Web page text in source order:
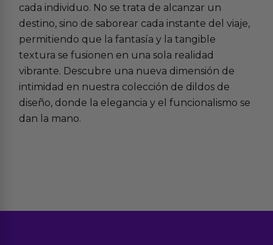
cada individuo. No se trata de alcanzar un
destino, sino de saborear cada instante del viaje,
permitiendo que la fantasía y la tangible
textura se fusionen en una sola realidad
vibrante. Descubre una nueva dimensión de
intimidad en nuestra colección de dildos de
diseño, donde la elegancia y el funcionalismo se
dan la mano.